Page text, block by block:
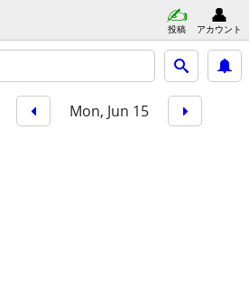
投稿 アカウント
Mon, Jun 15